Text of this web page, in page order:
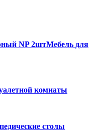
Мебель для
комнаты
столы